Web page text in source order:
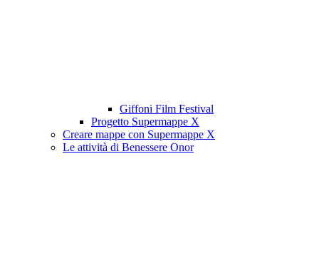
Giffoni Film Festival
Progetto Supermappe X
Creare mappe con Supermappe X
Le attività di Benessere Onor